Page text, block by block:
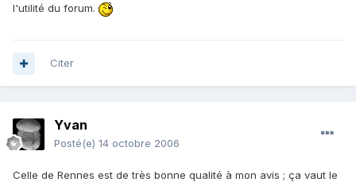
l'utilité du forum.
Citer
Yvan
Posté(e) 14 octobre 2006
Celle de Rennes est de très bonne qualité à mon avis ; ça vaut le